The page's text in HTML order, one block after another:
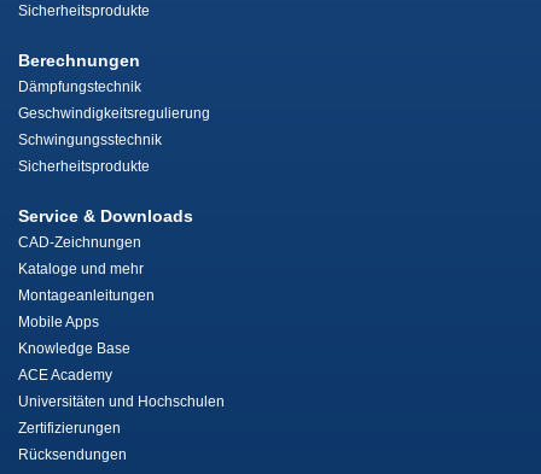
Sicherheitsprodukte
Berechnungen
Dämpfungstechnik
Geschwindigkeitsregulierung
Schwingungsstechnik
Sicherheitsprodukte
Service & Downloads
CAD-Zeichnungen
Kataloge und mehr
Montageanleitungen
Mobile Apps
Knowledge Base
ACE Academy
Universitäten und Hochschulen
Zertifizierungen
Rücksendungen